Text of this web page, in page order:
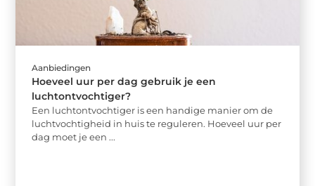
Aanbiedingen
Hoeveel uur per dag gebruik je een
luchtontvochtiger?
Een luchtontvochtiger is een handige manier om de
luchtvochtigheid in huis te reguleren. Hoeveel uur per
dag moet je een ...